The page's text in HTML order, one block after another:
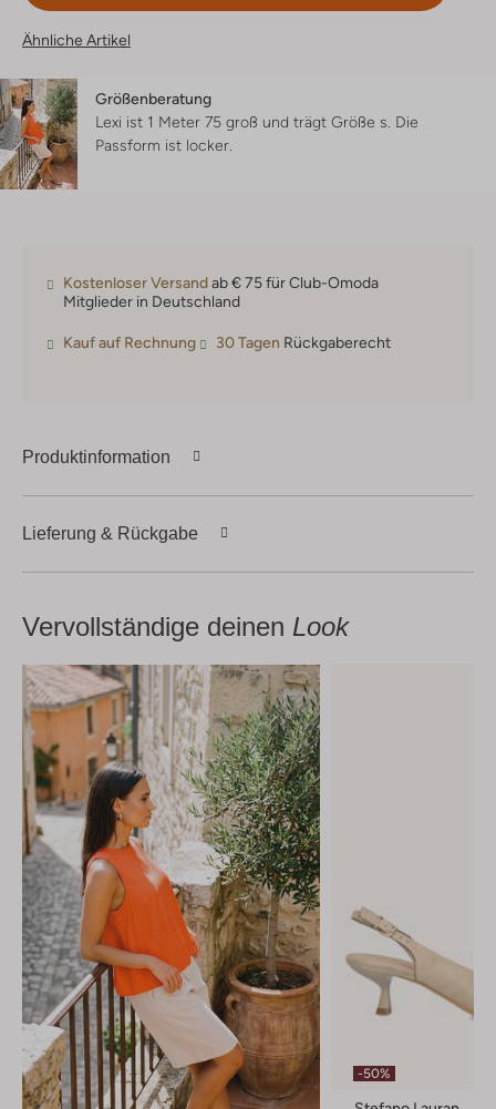
Ähnliche Artikel
Größenberatung
Lexi ist 1 Meter 75 groß und trägt Größe s. Die
Passform ist locker
Kostenloser Versandab € 75 für Club-Omoda
Mitglieder in Deutschland
Kauf auf Rechnung 30 Tagen Rückgaberecht
Produktinformation
Lieferung & Rückgabe
Vervollständige deinen Look
-50%